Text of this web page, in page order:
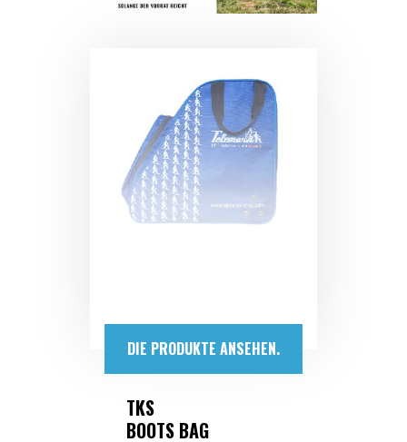
DIE PRODUKTE ANSEHEN.
TKS
BOOTS BAG